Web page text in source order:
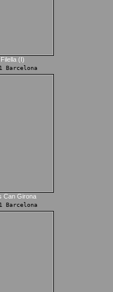
(I)
Barcelona
Can Girona
Barcelona